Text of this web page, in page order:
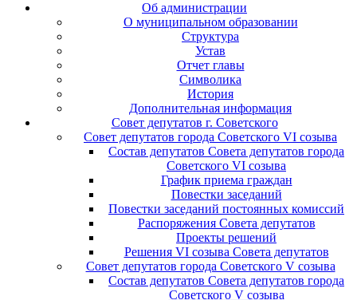
Об администрации
О муниципальном образовании
Структура
Устав
Отчет главы
Символика
История
Дополнительная информация
Совет депутатов г. Советского
Совет депутатов города Советского VI созыва
Состав депутатов Совета депутатов города
Советского VI созыва
График приема граждан
Повестки заседаний
Повестки заседаний постоянных комиссий
Распоряжения Совета депутатов
Проекты решений
Решения VI созыва Совета депутатов
Совет депутатов города Советского V созыва
Состав депутатов Совета депутатов города
Советского V созыва